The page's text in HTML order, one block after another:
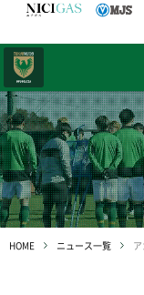
HOME ニュース一覧